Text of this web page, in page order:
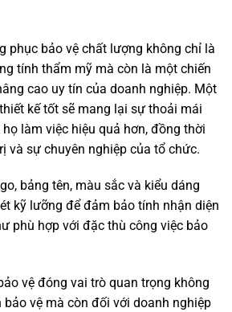
phục bảo vệ chất lượng không chỉ là
tính thẩm mỹ mà còn là một chiến
cao uy tín của doanh nghiệp. Một
kế tốt sẽ mang lại sự thoải mái
làm việc hiệu quả hơn, đồng thời
và sự chuyên nghiệp của tổ chức.
bảng tên, màu sắc và kiểu dáng
kỹ lưỡng để đảm bảo tính nhận diện
phù hợp với đặc thù công việc bảo
vệ đóng vai trò quan trọng không
vệ mà còn đối với doanh nghiệp